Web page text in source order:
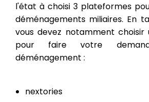
l'état à choisi 3 plateformes
déménagements miliaires. En
vous devez notamment
pour faire votre
déménagement :
nextories